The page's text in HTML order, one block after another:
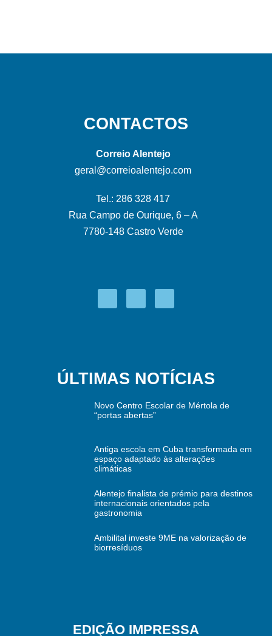
CONTACTOS
Correio Alentejo
geral@correioalentejo.com
Tel.: 286 328 417
Rua Campo de Ourique, 6 – A
7780-148 Castro Verde
ÚLTIMAS NOTÍCIAS
Novo Centro Escolar de Mértola de
“portas abertas”
Antiga escola em Cuba transformada em
espaço adaptado às alterações
climáticas
Alentejo finalista de prémio para destinos
internacionais orientados pela
gastronomia
Ambilital investe 9ME na valorização de
biorresíduos
EDIÇÃO IMPRESSA